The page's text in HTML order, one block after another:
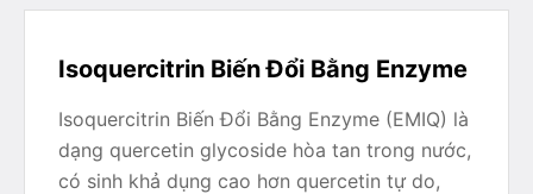
Isoquercitrin Biến Đổi Bằng Enzyme
Isoquercitrin Biến Đổi Bằng Enzyme (EMIQ) là
dạng quercetin glycoside hòa tan trong nước,
có sinh khả dụng cao hơn quercetin tự do,